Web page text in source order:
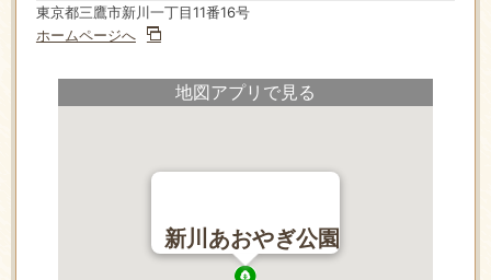
東京都三鷹市新川一丁目11番16号
ホームページへ
地図アプリで見る
新川あおやぎ公園